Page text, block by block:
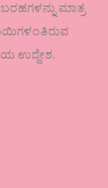
ಮಾತ್ರ
ಉದ್ದೇಶ.